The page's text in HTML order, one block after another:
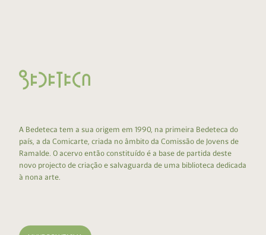
A Bedeteca tem a sua origem em 1990, na primeira Bedeteca do
país, a da Comicarte, criada no âmbito da Comissão de Jovens de
Ramalde. O acervo então constituído é a base de partida deste
novo projecto de criação e salvaguarda de uma biblioteca dedicada
à nona arte.